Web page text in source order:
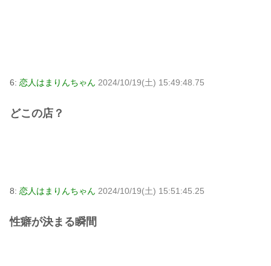
6: 恋人はまりんちゃん 2024/10/19(土) 15:49:48.75
どこの店？
8: 恋人はまりんちゃん 2024/10/19(土) 15:51:45.25
性癖が決まる瞬間